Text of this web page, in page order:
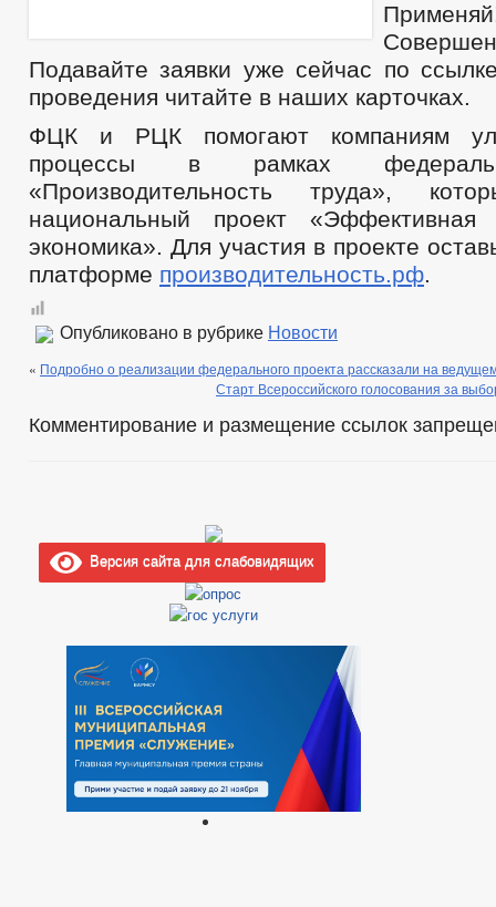
Подавайте заявки уже сейчас по
проведения читайте в наших карточках.
ФЦК и РЦК помогают компаниям
процессы в рамках
«Производительность труда»,
национальный проект «Эффективная
экономика». Для участия в проекте
платформе производительность.рф.
Опубликовано в рубрике Новости
« Подробно о реализации федерального проекта рассказали на
Старт Всероссийского голосования за
Комментирование и размещение ссылок
Версия сайта для слабовидящих